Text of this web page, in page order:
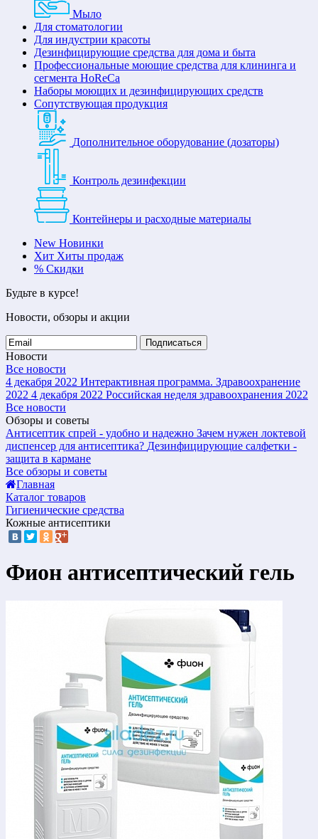
Мыло
Для стоматологии
Для индустрии красоты
Дезинфицирующие средства для дома и быта
Профессиональные моющие средства для клининга и
сегмента HoReCa
Наборы моющих и дезинфицирующих средств
Сопутствующая продукция
Дополнительное оборудование (дозаторы)
Контроль дезинфекции
Контейнеры и расходные материалы
New Новинки
Хит Хиты продаж
% Скидки
Будьте в курсе!
Новости, обзоры и акции
Подписаться
Новости
Все новости
4 декабря 2022 Интерактивная программа. Здравоохранение
2022 4 декабря 2022 Российская неделя здравоохранения 2022
Все новости
Обзоры и советы
Антисептик спрей - удобно и надежно Зачем нужен локтевой
диспенсер для антисептика? Дезинфицирующие салфетки -
защита в кармане
Все обзоры и советы
Главная
Каталог товаров
Гигиенические средства
Кожные антисептики
Фион антисептический гель